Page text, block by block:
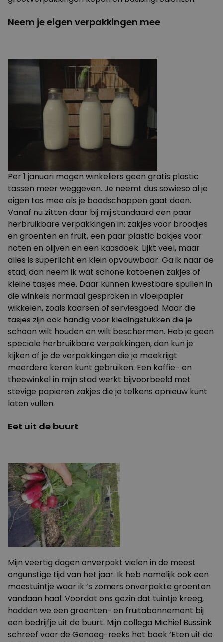
Neem je eigen verpakkingen mee
Per 1 januari mogen winkeliers geen gratis plastic
tassen meer weggeven. Je neemt dus sowieso al je
eigen tas mee als je boodschappen gaat doen.
Vanaf nu zitten daar bij mij standaard een paar
herbruikbare verpakkingen in: zakjes voor broodjes
en groenten en fruit, een paar plastic bakjes voor
noten en olijven en een kaasdoek. Lijkt veel, maar
alles is superlicht en klein opvouwbaar. Ga ik naar de
stad, dan neem ik wat schone katoenen zakjes of
kleine tasjes mee. Daar kunnen kwestbare spullen in
die winkels normaal gesproken in vloeipapier
wikkelen, zoals kaarsen of serviesgoed. Maar die
tasjes zijn ook handig voor kledingstukken die je
schoon wilt houden en wilt beschermen. Heb je geen
speciale herbruikbare verpakkingen, dan kun je
kijken of je de verpakkingen die je meekrijgt
meerdere keren kunt gebruiken. Een koffie- en
theewinkel in mijn stad werkt bijvoorbeeld met
stevige papieren zakjes die je telkens opnieuw kunt
laten vullen.
Eet uit de buurt
Mijn veertig dagen onverpakt vielen in de meest
ongunstige tijd van het jaar. Ik heb namelijk ook een
moestuintje waar ik ‘s zomers onverpakte groenten
vandaan haal. Voordat ons gezin dat tuintje kreeg,
hadden we een groenten- en fruitabonnement bij
een bedrijfje uit de buurt. Mijn collega Michiel Bussink
schreef voor de Genoeg-reeks het boek ‘Eten uit de